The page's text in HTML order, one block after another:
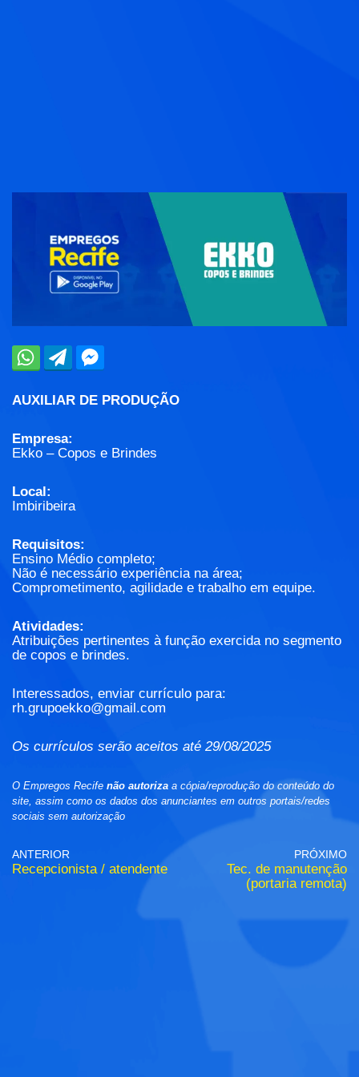
AUXILIAR DE PRODUÇÃO
Empresa:
Ekko – Copos e Brindes
Local:
Imbiribeira
Requisitos:
Ensino Médio completo;
Não é necessário experiência na área;
Comprometimento, agilidade e trabalho em equipe.
Atividades:
Atribuições pertinentes à função exercida no segmento
de copos e brindes.
Interessados, enviar currículo para:
rh.grupoekko@gmail.com
Os currículos serão aceitos até 29/08/2025
O Empregos Recife não autoriza a cópia/reprodução do conteúdo do
site, assim como os dados dos anunciantes em outros portais/redes
sociais sem autorização
ANTERIOR
Recepcionista / atendente
PRÓXIMO
Tec. de manutenção
(portaria remota)